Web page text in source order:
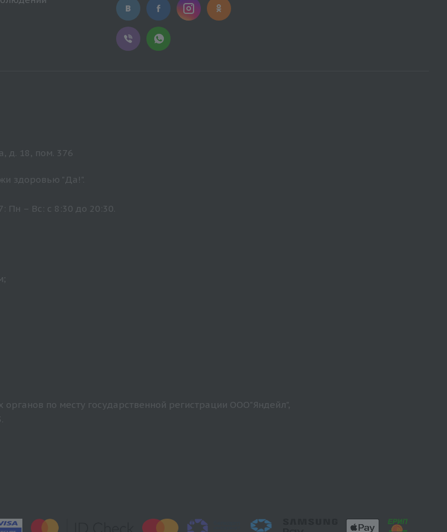
д. 18, пом. 376
здоровью "Да!".
Пн – Вс: с 8:30 до 20:30.
по месту государственной регистрации ООО"Яндейл",